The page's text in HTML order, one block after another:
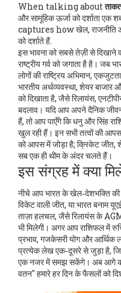
When talking about
और सामूहिक ऊर्जा को दर्शाता एक
captures how खेल, राजनीति
को दर्शाते हैं.
इस भावना को सबसे तेज़ी से दिखाने
राष्ट्रीय गर्व को जगाता हैहै। जब
लोगों कीराष्ट्रिय अभिमान, एकजुटता
भारतीय अर्थव्यवस्था, शेयर बाजार
को दिखाता है, जैसे रिलायंस,
बदलाव। यदि आप अपने दैनिक
हैं, तो आप पाएँगे कि धनु और सिंह
खुल रही हैं। इन सभी तत्वों की
को आपस में जोड़ा है; क्रिकेट जीत,
सब एक ही थीम के अंदर चलते हैं।
इस संग्रह में क्या
नीचे आप भारत के खेल‑देशभक्ति
विकेट वाली जीत, या भारत बनाम
ताज़ा हलचल, जैसे रिलायंस के AGM
भी मिलेगी। अगर आप राशिफल में
प्रभाव, गजकेसरी योग और आर्थिक
प्रत्येक लेख एक‑दूसरे से जुड़ा है,
एक नजर में समझ सकेंगे। अब आगे
वतन" हमारे हर दिन के फैसलों को